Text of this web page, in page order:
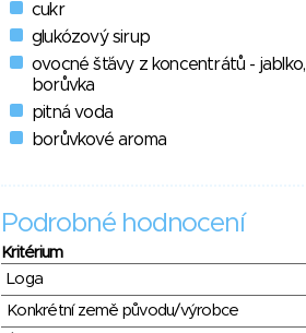
cukr
glukózový sirup
ovocné šťávy z koncentrátů - jablko,
borůvka
pitná voda
borůvkové aroma
Podrobné hodnocení
Kritérium
Loga
Konkrétní země původu/výrobce